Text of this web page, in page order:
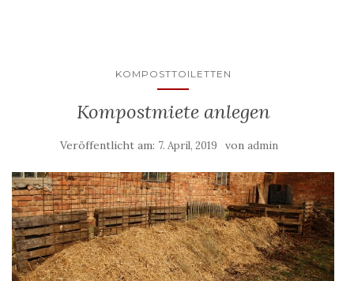
KOMPOSTTOILETTEN
Kompostmiete anlegen
Veröffentlicht am: 7. April, 2019 von admin